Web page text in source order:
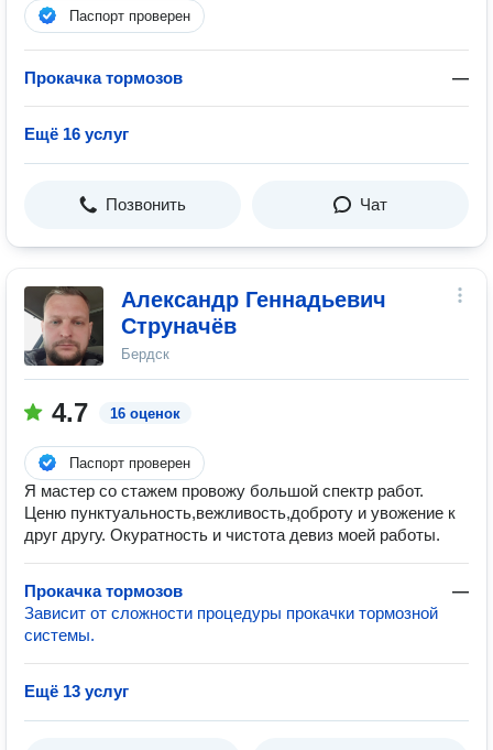
Паспорт проверен
Прокачка тормозов —
Ещё 16 услуг
Позвонить Чат
Александр Геннадьевич
Струначёв
Бердск
4.7 16 оценок
Паспорт проверен
Я мастер со стажем провожу большой спектр работ.
Ценю пунктуальность,вежливость,доброту и увожение к
друг другу. Окуратность и чистота девиз моей работы.
Прокачка тормозов
—
Зависит от сложности процедуры прокачки тормозной
системы.
Ещё 13 услуг